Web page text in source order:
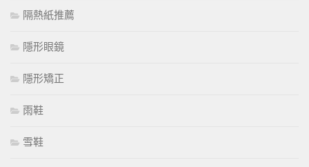
隔熱紙推薦
隱形眼鏡
隱形矯正
雨鞋
雪鞋